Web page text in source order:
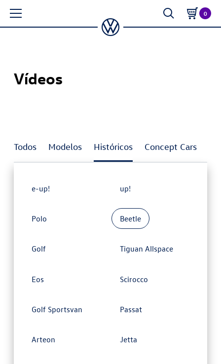
0
Vídeos
Todos Modelos Históricos Concept Cars
e-up! up!
Polo Beetle
Golf Tiguan Allspace
Eos Scirocco
Golf Sportsvan Passat
Arteon Jetta